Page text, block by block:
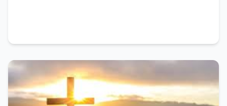
の全会衆に語っているとき、彼
らが荒れ野の方を向くと、主の
栄光が雲の中に現れた。 そこで
とに気をつけていなさい。あな
たがたは地方法院に引き渡さ
れ、会堂で打ち叩かれる。ま
先祖は 私を試み、試し 四十年
の間私の業を見た。 だから、私
はその時代に対して 憤ってこう